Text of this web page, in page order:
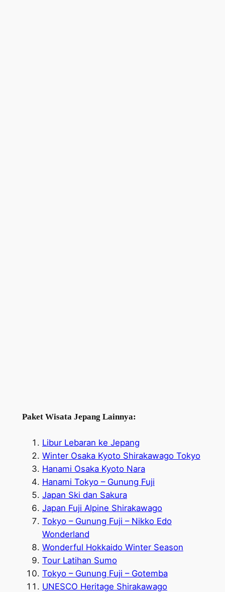
Paket Wisata Jepang Lainnya:
Libur Lebaran ke Jepang
Winter Osaka Kyoto Shirakawago Tokyo
Hanami Osaka Kyoto Nara
Hanami Tokyo – Gunung Fuji
Japan Ski dan Sakura
Japan Fuji Alpine Shirakawago
Tokyo – Gunung Fuji – Nikko Edo
Wonderland
Wonderful Hokkaido Winter Season
Tour Latihan Sumo
Tokyo – Gunung Fuji – Gotemba
UNESCO Heritage Shirakawago